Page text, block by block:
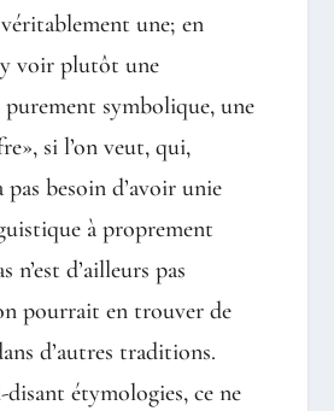
une; en
voir plutôt une
symbolique, une
si l’on veut, qui,
pas besoin d’avoir unie
à proprement
n’est d’ailleurs pas
pourrait en trouver de
d’autres traditions.
étymologies, ce ne